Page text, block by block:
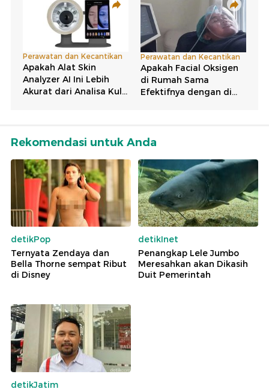
Rekomendasi untuk Anda
detikPop
Ternyata Zendaya dan
Bella Thorne sempat Ribut
di Disney
detikInet
Penangkap Lele Jumbo
Meresahkan akan Dikasih
Duit Pemerintah
detikJatim